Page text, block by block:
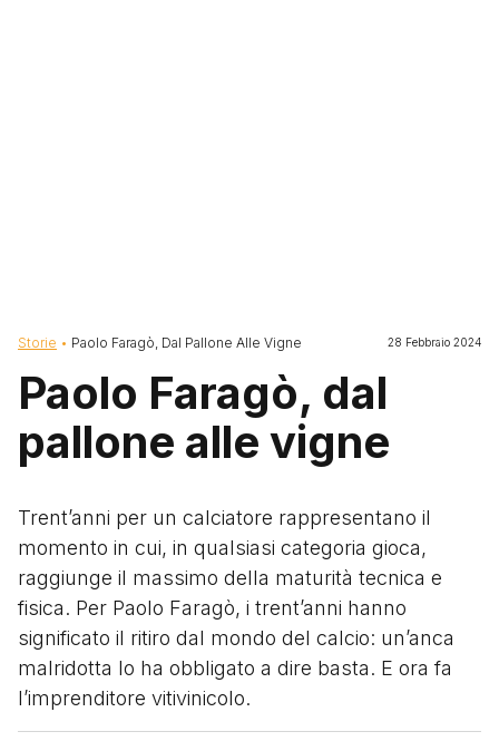
Briciole di pane
Storie Paolo Faragò, Dal Pallone Alle Vigne 28 Febbraio 2024
Paolo Faragò, dal
pallone alle vigne
Trent’anni per un calciatore rappresentano il
momento in cui, in qualsiasi categoria gioca,
raggiunge il massimo della maturità tecnica e
fisica. Per Paolo Faragò, i trent’anni hanno
significato il ritiro dal mondo del calcio: un’anca
malridotta lo ha obbligato a dire basta. E ora fa
l’imprenditore vitivinicolo.